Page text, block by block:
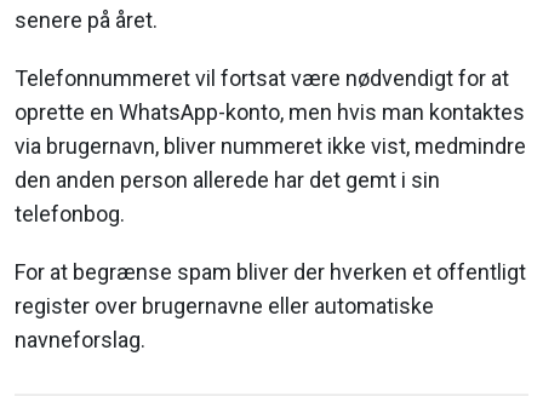
senere på året.
Telefonnummeret vil fortsat være nødvendigt for at
oprette en WhatsApp-konto, men hvis man kontaktes
via brugernavn, bliver nummeret ikke vist, medmindre
den anden person allerede har det gemt i sin
telefonbog.
For at begrænse spam bliver der hverken et offentligt
register over brugernavne eller automatiske
navneforslag.